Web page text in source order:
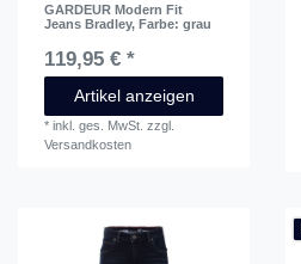
GARDEUR Modern Fit
Jeans Bradley, Farbe: grau
119,95 € *
Artikel anzeigen
*inkl. ges. MwSt. zzgl.
Versandkosten